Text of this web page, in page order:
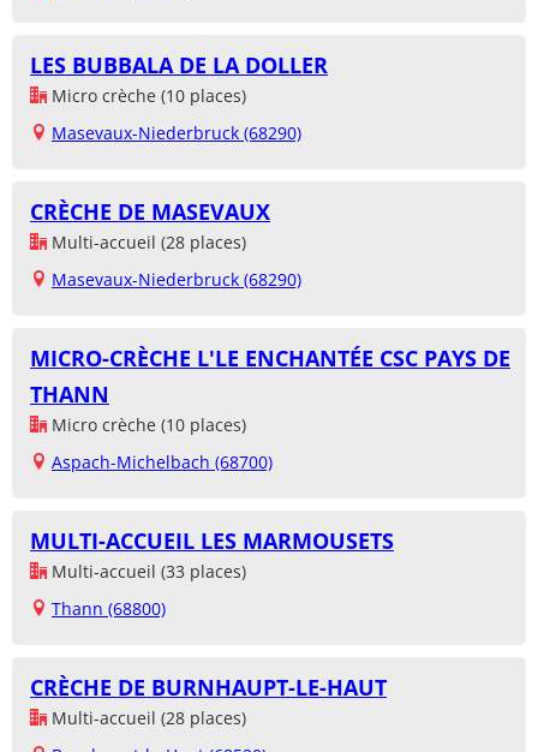
LES BUBBALA DE LA DOLLER
Micro crèche (10 places)
Masevaux-Niederbruck (68290)
CRÈCHE DE MASEVAUX
Multi-accueil (28 places)
Masevaux-Niederbruck (68290)
MICRO-CRÈCHE L'LE ENCHANTÉE CSC PAYS DE
THANN
Micro crèche (10 places)
Aspach-Michelbach (68700)
MULTI-ACCUEIL LES MARMOUSETS
Multi-accueil (33 places)
Thann (68800)
CRÈCHE DE BURNHAUPT-LE-HAUT
Multi-accueil (28 places)